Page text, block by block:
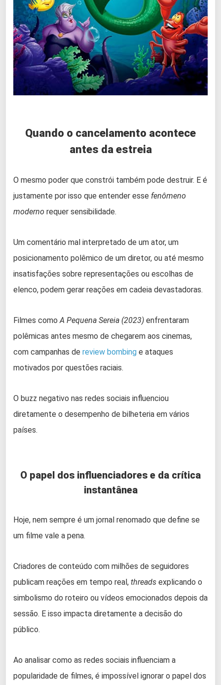
Quando o cancelamento acontece
antes da estreia
O mesmo poder que constrói também pode destruir. E é
justamente por isso que entender esse fenômeno
moderno requer sensibilidade.
Um comentário mal interpretado de um ator, um
posicionamento polêmico de um diretor, ou até mesmo
insatisfações sobre representações ou escolhas de
elenco, podem gerar reações em cadeia devastadoras.
Filmes comoA Pequena Sereia (2023) enfrentaram
polêmicas antes mesmo de chegarem aos cinemas,
com campanhas de review bombing e ataques
motivados por questões raciais.
O buzz negativo nas redes sociais influenciou
diretamente o desempenho de bilheteria em vários
países.
O papel dos influenciadores e da crítica
instantânea
Hoje, nem sempre é um jornal renomado que define se
um filme vale a pena.
Criadores de conteúdo com milhões de seguidores
publicam reações em tempo real, threads explicando o
simbolismo do roteiro ou vídeos emocionados depois da
sessão. E isso impacta diretamente a decisão do
público.
Ao analisar como as redes sociais influenciam a
popularidade de filmes, é impossível ignorar o papel dos